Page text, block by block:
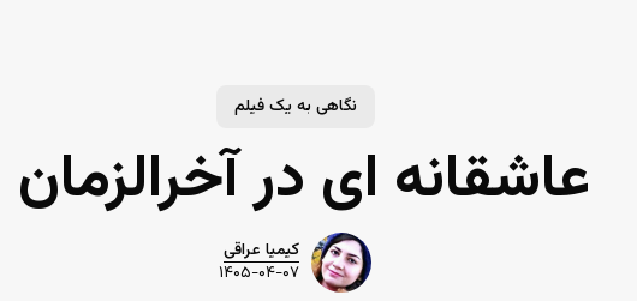
نگاهی به یک فیلم
عاشقانه ای در آخرالزمان
کیمیا عراقی
۱۴۰۵-۰۴-۰۷